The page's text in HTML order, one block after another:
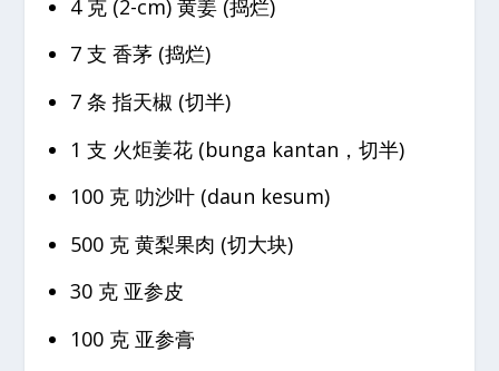
4 克 (2-cm) 黄姜 (捣烂)
7 支 香茅 (捣烂)
7 条 指天椒 (切半)
1 支 火炬姜花 (bunga kantan，切半)
100 克 叻沙叶 (daun kesum)
500 克 黄梨果肉 (切大块)
30 克 亚参皮
100 克 亚参膏